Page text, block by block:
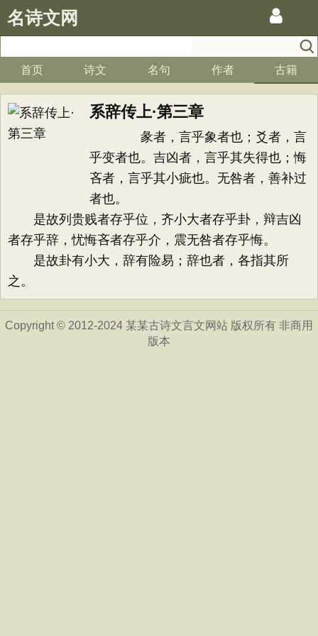
名诗文网
首页 诗文 名句 作者 古籍
系辞传上·第三章
彖者，言乎象者也；爻者，言
乎变者也。吉凶者，言乎其失得也；悔
吝者，言乎其小疵也。无咎者，善补过
者也。
是故列贵贱者存乎位，齐小大者存乎卦，辩吉凶
者存乎辞，忧悔吝者存乎介，震无咎者存乎悔。
是故卦有小大，辞有险易；辞也者，各指其所
之。
Copyright © 2012-2024 某某古诗文言文网站 版权所有 非商用
版本